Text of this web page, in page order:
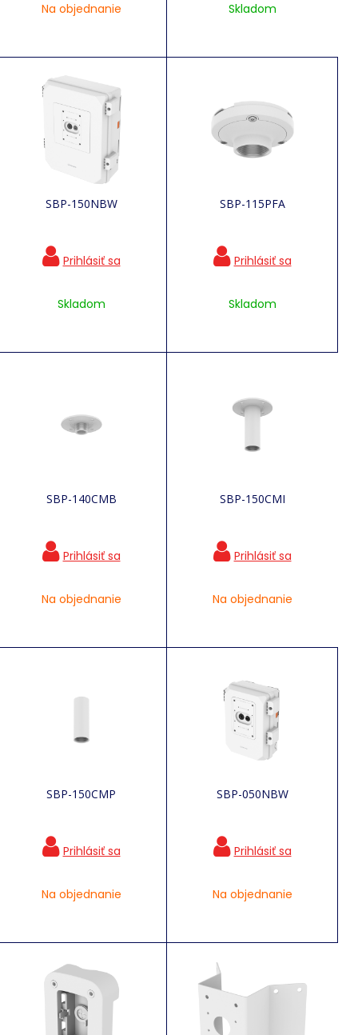
Na objednanie Skladom
SBP-150NBW
Skladom
SBP-115PFA
Skladom
SBP-140CMB
Na objednanie
SBP-150CMI
Na objednanie
SBP-150CMP
Na objednanie
SBP-050NBW
Na objednanie